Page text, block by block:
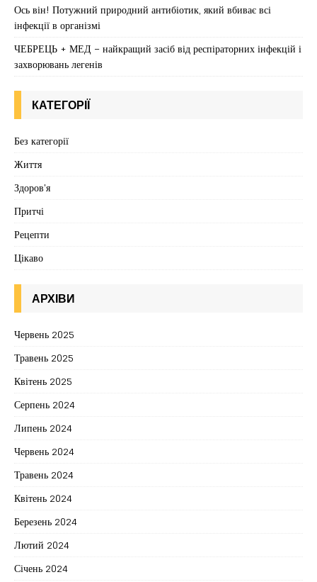
Ось він! Потужний природний антибіотик, який вбиває всі
інфекції в організмі
ЧЕБРЕЦЬ + МЕД – найкращий засіб від респіраторних інфекцій і
захворювань легенів
КАТЕГОРІЇ
Без категорії
Життя
Здоров'я
Притчі
Рецепти
Цікаво
АРХІВИ
Червень 2025
Травень 2025
Квітень 2025
Серпень 2024
Липень 2024
Червень 2024
Травень 2024
Квітень 2024
Березень 2024
Лютий 2024
Січень 2024